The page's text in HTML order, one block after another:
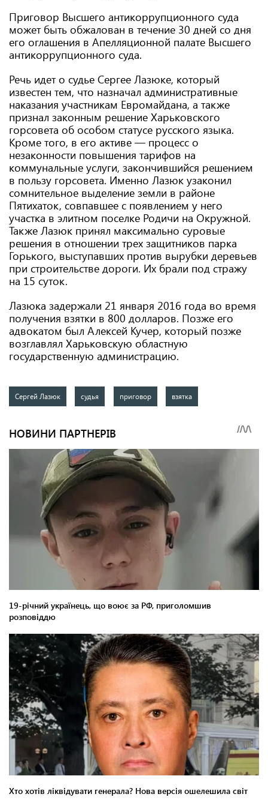
Приговор Высшего антикоррупционного суда
может быть обжалован в течение 30 дней со дня
его оглашения в Апелляционной палате Высшего
антикоррупционного суда.
Речь идет о судье Сергее Лазюке, который
известен тем, что назначал административные
наказания участникам Евромайдана, а также
признал законным решение Харьковского
горсовета об особом статусе русского языка.
Кроме того, в его активе — процесс о
незаконности повышения тарифов на
коммунальные услуги, закончившийся решением
в пользу горсовета. Именно Лазюк узаконил
сомнительное выделение земли в районе
Пятихаток, совпавшее с появлением у него
участка в элитном поселке Родичи на Окружной.
Также Лазюк принял максимально суровые
решения в отношении трех защитников парка
Горького, выступавших против вырубки деревьев
при строительстве дороги. Их брали под стражу
на 15 суток.
Лазюка задержали 21 января 2016 года во время
получения взятки в 800 долларов. Позже его
адвокатом был Алексей Кучер, который позже
возглавлял Харьковскую областную
государственную администрацию.
Сергей Лазюк судья приговор взятка